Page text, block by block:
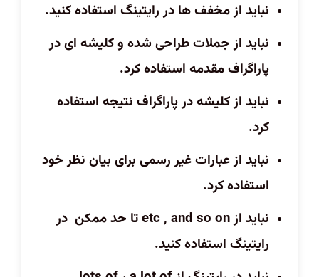
نباید از مخفف ها در رایتینگ استفاده کنید.
نباید از جملات طراحی شده و کلیشه ای در
پاراگراف مقدمه استفاده کرد.
نباید از کلیشه در پاراگراف نتیجه استفاده
کرد.
نباید از عبارات غیر رسمی برای بیان نظر خود
استفاده کرد.
نباید ازetc , and so onتا حد ممکن در
رایتینگ استفاده کنید.